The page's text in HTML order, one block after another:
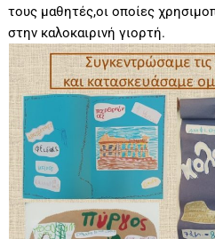
τους μαθητές,οι οποίες
στην καλοκαιρινή γιορτή.